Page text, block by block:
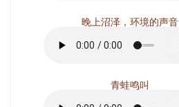
晚上沼泽，环境的声音
青蛙鸣叫